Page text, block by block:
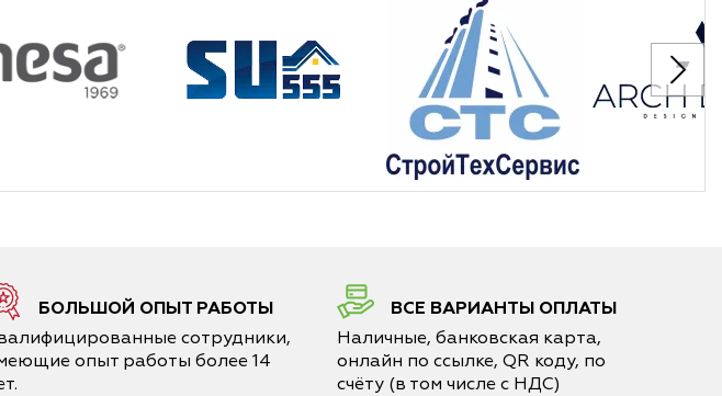
БОЛЬШОЙ ОПЫТ РАБОТЫ
сотрудники,
опыт работы более 14
ВСЕ ВАРИАНТЫ ОПЛАТЫ
Наличные, банковская карта,
онлайн по ссылке, QR коду, по
счёту (в том числе с НДС)